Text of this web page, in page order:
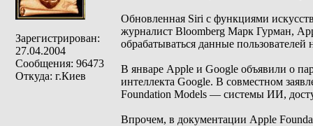
Зарегистрирован:
27.04.2004
Сообщения: 96473
Откуда: г.Киев
Обновленная Siri с функциями
журналист Bloomberg Марк Гурман,
обрабатываться данные
В январе Apple и Google объявили о
интеллекта Google. В совместном
Foundation Models — системы ИИ,
Впрочем, в документации Apple